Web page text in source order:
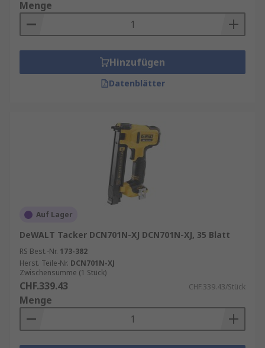
zwischen 100 und 250 Blatt
Standarddruckerpapier zusammengeheftet
werden. Dickeres Material wie Pappe kann
ebenfalls geheftet werden.
Menge
Hinzufügen
Datenblätter
Auf Lager
DeWALT Tacker DCN701N-XJ DCN701N-XJ, 35 Blatt
RS Best.-Nr. 173-382
Herst. Teile-Nr. DCN701N-XJ
Zwischensumme (1 Stück)
CHF.339.43 CHF.339.43/Stück
Menge